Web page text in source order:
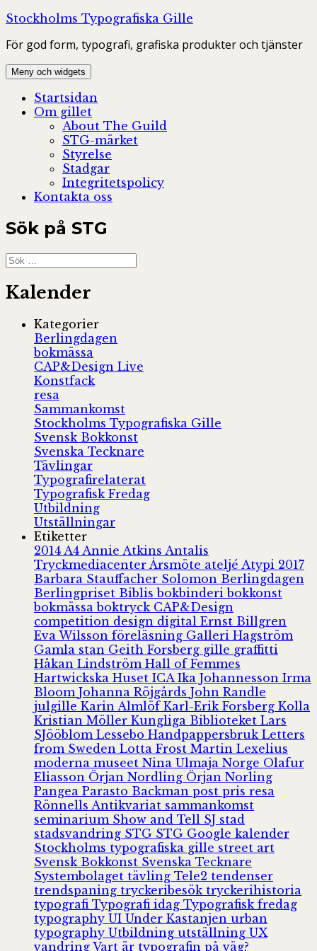
Hoppa
innehåll
Stockholms Typografiska Gille
För god form, typografi, grafiska produkter och tjänster
Meny och widgets
Startsidan
Om gillet
About The Guild
STG-märket
Styrelse
Stadgar
Integritetspolicy
Kontakta oss
Sök på STG
Sök
efter:
Kalender
Kategorier
Berlingdagen
bokmässa
CAP&Design Live
Konstfack
resa
Sammankomst
Stockholms Typografiska Gille
Svensk Bokkonst
Svenska Tecknare
Tävlingar
Typografirelaterat
Typografisk Fredag
Utbildning
Utställningar
Etiketter
2014 A4 Annie Atkins Antalis
Tryckmediacenter Årsmöte ateljé Atypi 2017
Barbara Stauffacher Solomon Berlingdagen
Berlingpriset Biblisbokbinderibokkonst
bokmässaboktryck CAP&Design
competition design digital Ernst Billgren
Eva Wilsson föreläsning Galleri Hagström
Gamla stan Geith Forsberg gille graffitti
Håkan Lindström Hall of Femmes
Hartwickska Huset ICA Ika Johannesson Irma
Bloom Johanna Röjgårds John Randle
julgille Karin Almlöf Karl-Erik Forsberg Kolla
Kristian Möller Kungliga Biblioteket Lars
SJööblom Lessebo Handpappersbruk Letters
from Sweden Lotta Frost Martin Lexelius
moderna museet Nina Ulmaja Norge Olafur
Eliasson Örjan Nordling Örjan Norling
Pangea Parasto Backman post pris resa
Rönnells Antikvariat sammankomst
seminarium Show and Tell SJ stad
stadsvandring STG STG Google kalender
Stockholms typografiska gille street art
Svensk Bokkonst Svenska Tecknare
Systembolaget tävling Tele2 tendenser
trendspaning tryckeribesök tryckerihistoria
typografi Typografi idag Typografisk fredag
typography UI Under Kastanjen urban
typography Utbildning utställning UX
vandring Vart är typografin på väg?